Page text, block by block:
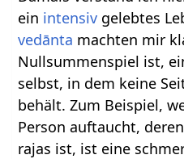
ein intensiv gelebtes
vedānta machten mir
Nullsummenspiel ist,
selbst, in dem keine
behält. Zum Beispiel,
Person auftaucht,
rajas ist, ist eine